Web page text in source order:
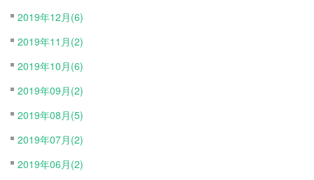
2019年12月(6)
2019年11月(2)
2019年10月(6)
2019年09月(2)
2019年08月(5)
2019年07月(2)
2019年06月(2)